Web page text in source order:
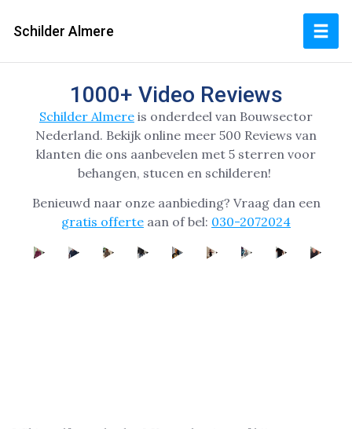
Schilder Almere
1000+ Video Reviews
Schilder Almere is onderdeel van Bouwsector
Nederland. Bekijk online meer 500 Reviews van
klanten die ons aanbevelen met 5 sterren voor
behangen, stucen en schilderen!
Benieuwd naar onze aanbieding? Vraag dan een
gratis offerte aan of bel: 030-2072024